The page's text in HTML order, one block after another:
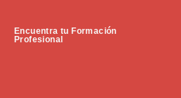
Encuentra tu Formación
Profesional